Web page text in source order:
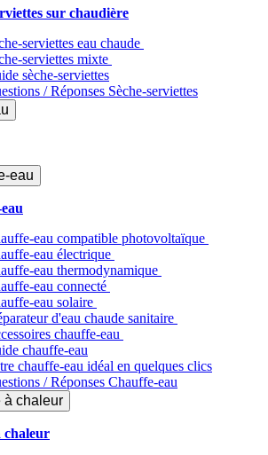
sur chaudière
serviettes eau chaude
serviettes mixte
sèche-serviettes
/ Réponses Sèche-serviettes
eau
eau compatible photovoltaïque
eau électrique
eau thermodynamique
eau connecté
eau solaire
d'eau chaude sanitaire
chauffe-eau
chauffe-eau
chauffe-eau idéal en quelques clics
/ Réponses Chauffe-eau
à chaleur
chaleur